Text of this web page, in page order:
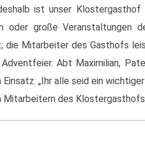
ist unser
oder große Veranstaltungen
die Mitarbeiter des Gasthofs
Adventfeier. Abt Maximilian,
Einsatz: „Ihr alle seid ein
Mitarbeitern des Klostergasthofs